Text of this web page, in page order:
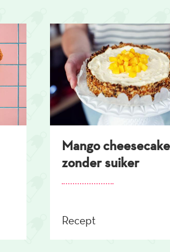
Mango cheesecake
zonder suiker
Recept